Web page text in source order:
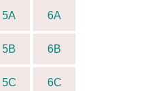
5A 6A
5B 6B
5C 6C